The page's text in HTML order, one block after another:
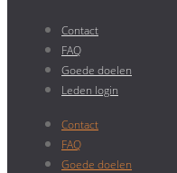
Contact
FAQ
Goede doelen
Leden login
Contact
FAQ
Goede doelen